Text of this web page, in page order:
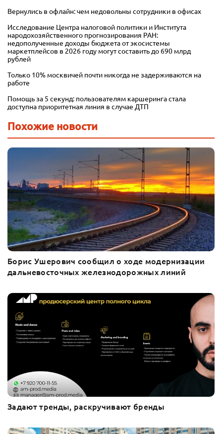
Вернулись в офлайн: чем недовольны сотрудники в офисах
Исследование Центра налоговой политики и Института
народохозяйственного прогнозирования РАН:
недополученные доходы бюджета от экосистемы
маркетплейсов в 2026 году могут составить до 690 млрд
рублей
Только 10% москвичей почти никогда не задерживаются на
работе
Помощь за 5 секунд: пользователям каршеринга стала
доступна приоритетная линия в случае ДТП
Похожие новости
Борис Ушерович сообщил о ходе модернизации
дальневосточных железнодорожных линий
Задают тренды, раскручивают бренды